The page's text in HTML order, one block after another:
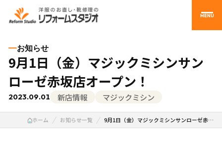
MENU
お知らせ
9月1日（金）マジックミシンサン
ローゼ赤坂店オープン！
2023.09.01 新店情報 マジックミシン
ホーム お知らせ一覧 9月1日（金）マジックミシンサンローゼ赤…